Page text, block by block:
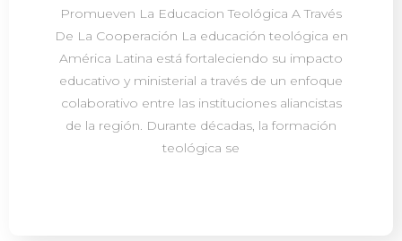
Promueven La Educacion Teológica A Través
De La Cooperación La educación teológica en
América Latina está fortaleciendo su impacto
educativo y ministerial a través de un enfoque
colaborativo entre las instituciones aliancistas
de la región. Durante décadas, la formación
teológica se